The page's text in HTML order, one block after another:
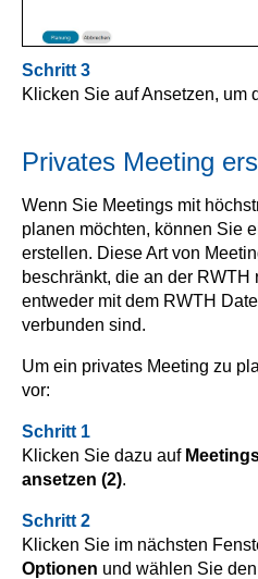
Schritt 3
Klicken Sie auf Ansetzen, um
Privates Meeting
Wenn Sie Meetings mit
planen möchten, können Sie
erstellen. Diese Art von
beschränkt, die an der RWTH
entweder mit dem RWTH
verbunden sind.
Um ein privates Meeting zu
vor:
Schritt 1
Klicken Sie dazu auf
ansetzen (2).
Schritt 2
Klicken Sie im nächsten
Optionen und wählen Sie